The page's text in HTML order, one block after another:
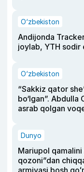
O‘zbekiston
Andijonda
joylab, YTH sodir
O‘zbekiston
“Sakkiz qator
bo‘lgan”.
asrab qolgan
Dunyo
Mariupol
qozoni”dan
armiyasi bosh